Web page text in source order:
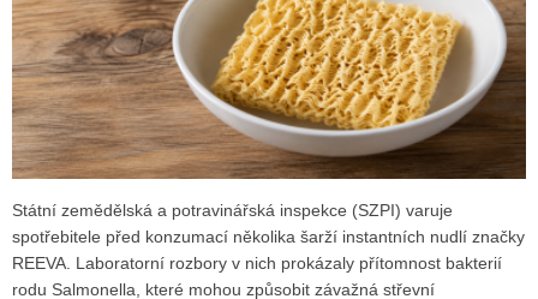
Státní zemědělská a potravinářská inspekce (SZPI) varuje
spotřebitele před konzumací několika šarží instantních nudlí značky
REEVA. Laboratorní rozbory v nich prokázaly přítomnost bakterií
rodu Salmonella, které mohou způsobit závažná střevní